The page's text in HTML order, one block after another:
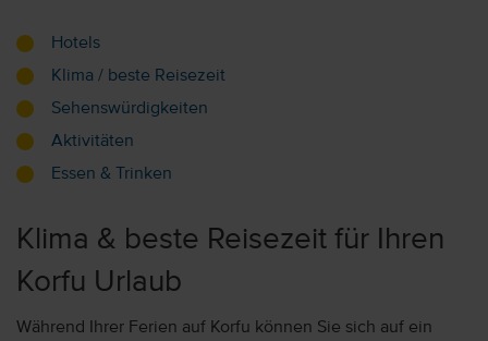
Hotels
Klima / beste Reisezeit
Sehenswürdigkeiten
Aktivitäten
Essen & Trinken
Klima & beste Reisezeit für Ihren
Korfu Urlaub
Während Ihrer Ferien auf Korfu können Sie sich auf ein